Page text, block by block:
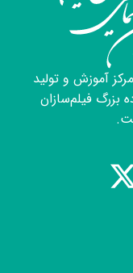
تخصصی هوش
آریاس فیلم
رهاورد
آموزش و تولید
بزرگ فیلم‌سازان